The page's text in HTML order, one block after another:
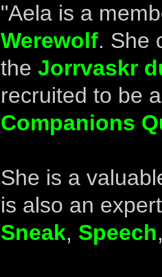
"Aela is a
Werewolf. She
the Jorrvaskr
recruited to be
Companions
She is a
is also an
Sneak, Speech